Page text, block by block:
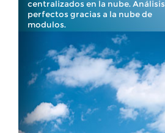
centralizados en la nube. Análisis
perfectos gracias a la nube de
modulos.